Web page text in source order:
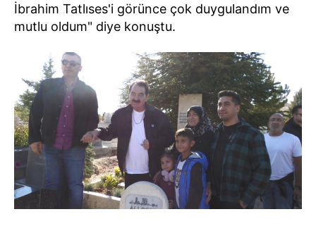
İbrahim Tatlıses'i görünce çok duygulandım ve
mutlu oldum" diye konuştu.